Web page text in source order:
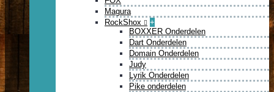
Magura
RockShox
+
BOXXER Onderdelen
Dart Onderdelen
Domain Onderdelen
Judy
Lyrik Onderdelen
Pike onderdelen